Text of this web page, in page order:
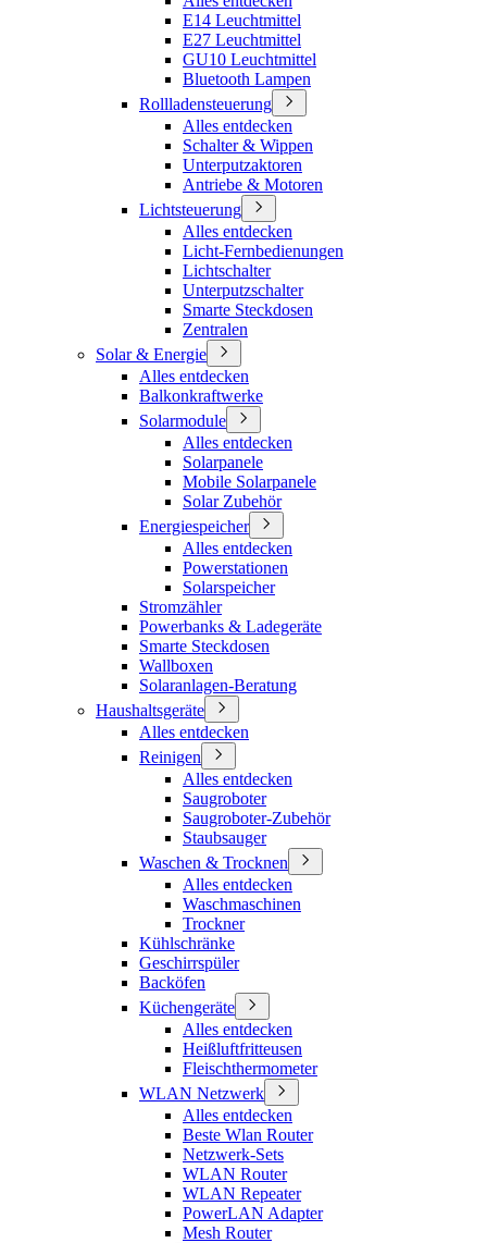
E14 Leuchtmittel
E27 Leuchtmittel
GU10 Leuchtmittel
Bluetooth Lampen
Rollladensteuerung
Alles entdecken
Schalter & Wippen
Unterputzaktoren
Antriebe & Motoren
Lichtsteuerung
Alles entdecken
Licht-Fernbedienungen
Lichtschalter
Unterputzschalter
Smarte Steckdosen
Zentralen
Solar & Energie
Alles entdecken
Balkonkraftwerke
Solarmodule
Alles entdecken
Solarpanele
Mobile Solarpanele
Solar Zubehör
Energiespeicher
Alles entdecken
Powerstationen
Solarspeicher
Stromzähler
Powerbanks & Ladegeräte
Smarte Steckdosen
Wallboxen
Solaranlagen-Beratung
Haushaltsgeräte
Alles entdecken
Reinigen
Alles entdecken
Saugroboter
Saugroboter-Zubehör
Staubsauger
Waschen & Trocknen
Alles entdecken
Waschmaschinen
Trockner
Kühlschränke
Geschirrspüler
Backöfen
Küchengeräte
Alles entdecken
Heißluftfritteusen
Fleischthermometer
WLAN Netzwerk
Alles entdecken
Beste Wlan Router
Netzwerk-Sets
WLAN Router
WLAN Repeater
PowerLAN Adapter
Mesh Router